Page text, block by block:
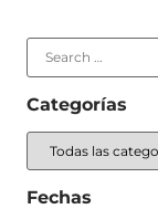
Categorías
Fechas